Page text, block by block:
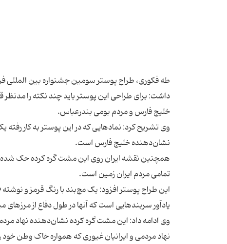
طه فکوری، طراح پوستر سومین جشنواره بین المللی
داشت: برای طراحی این پوستر باید چند نکته را مدنظر
وی تشریح کرد: نمادهایی که در این پوستر به کار
همچنین نقشه ایران روی این مشت گره کرده حک شده
این طراح پوستر افزود: یک مچ‌بند با رنگ قرمز و
نهاد مردمی و ایرانیان غیوری که همواره خاک وطن خود